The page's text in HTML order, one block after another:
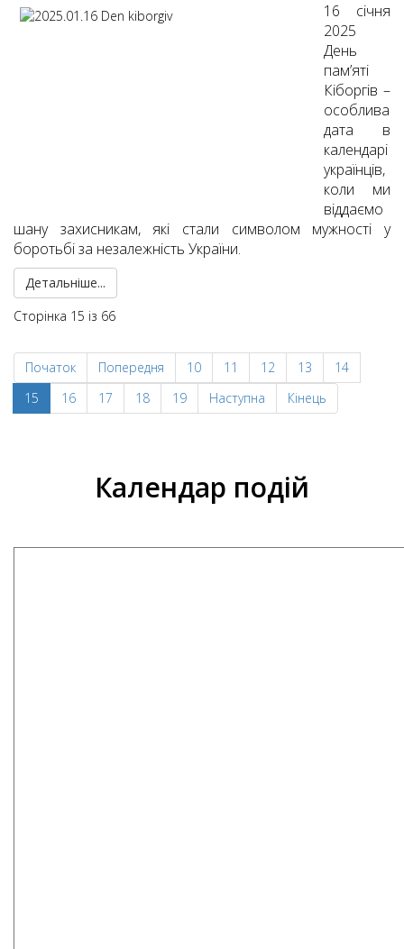
16 січня
2025
День
пам’яті
Кіборгів –
особлива
дата в
календарі
українців,
коли ми
віддаємо
шану захисникам, які стали символом мужності у
боротьбі за незалежність України.
Детальніше...
Сторінка 15 із 66
Початок Попередня 10 11 12 13
14
15
16 17 18 19 Наступна Кінець
Календар подій